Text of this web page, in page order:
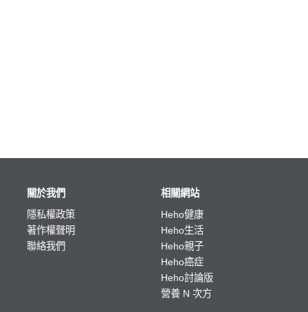
關於我們
隱私權政策
著作權聲明
聯絡我們
相關網站
Heho健康
Heho生活
Heho親子
Heho癌症
Heho討論版
營養 N 次方